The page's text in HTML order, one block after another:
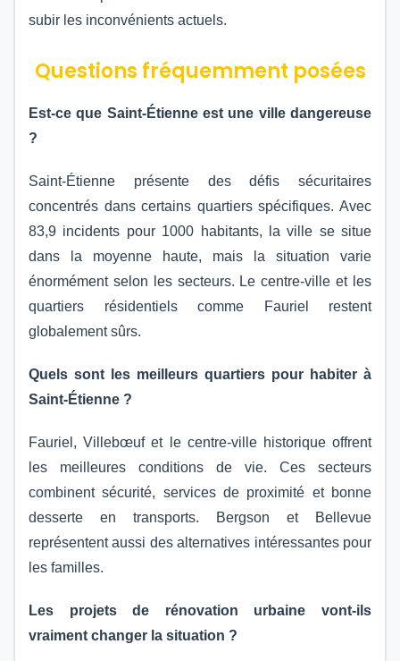
subir les inconvénients actuels.
Questions fréquemment posées
Est-ce que Saint-Étienne est une ville dangereuse
?
Saint-Étienne présente des défis sécuritaires
concentrés dans certains quartiers spécifiques. Avec
83,9 incidents pour 1000 habitants, la ville se situe
dans la moyenne haute, mais la situation varie
énormément selon les secteurs. Le centre-ville et les
quartiers résidentiels comme Fauriel restent
globalement sûrs.
Quels sont les meilleurs quartiers pour habiter à
Saint-Étienne ?
Fauriel, Villebœuf et le centre-ville historique offrent
les meilleures conditions de vie. Ces secteurs
combinent sécurité, services de proximité et bonne
desserte en transports. Bergson et Bellevue
représentent aussi des alternatives intéressantes pour
les familles.
Les projets de rénovation urbaine vont-ils
vraiment changer la situation ?